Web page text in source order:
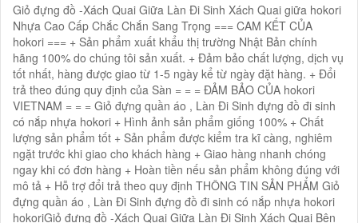
Giỏ đựng đồ -Xách Quai Giữa Làn Đi Sinh Xách Quai giữa hokori
Nhựa Cao Cấp Chắc Chắn Sang Trọng === CAM KẾT CỦA
hokori === + Sản phẩm xuất khẩu thị trường Nhật Bản chính
hãng 100% do chúng tôi sản xuất. + Đảm bảo chất lượng, dịch vụ
tốt nhất, hàng được giao từ 1-5 ngày kể từ ngày đặt hàng. + Đổi
trả theo đúng quy định của Sàn = = = ĐẢM BẢO CỦA hokori
VIETNAM = = = Giỏ đựng quần áo , Làn Đi Sinh đựng đồ đi sinh
có nắp nhựa hokori + Hình ảnh sản phẩm giống 100% + Chất
lượng sản phẩm tốt + Sản phẩm được kiểm tra kĩ càng, nghiêm
ngặt trước khi giao cho khách hàng + Giao hàng nhanh chóng
ngay khi có đơn hàng + Hoàn tiền nếu sản phẩm không đúng với
mô tả + Hỗ trợ đổi trả theo quy định THÔNG TIN SẢN PHẨM Giỏ
đựng quần áo , Làn Đi Sinh đựng đồ đi sinh có nắp nhựa hokori
hokoriGiỏ đựng đồ -Xách Quai Giữa Làn Đi Sinh Xách Quai Bên